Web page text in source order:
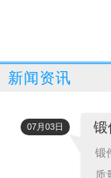
新闻资讯
锻
锻
质
07月03日